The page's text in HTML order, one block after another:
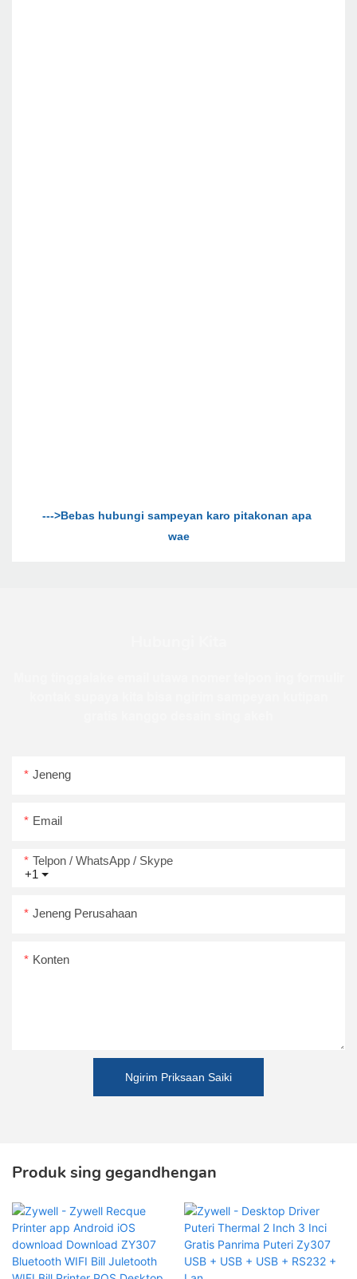
--->Bebas hubungi sampeyan karo pitakonan apa
wae
Jeneng
Email
+1
Telpon / WhatsApp / Skype
Jeneng Perusahaan
Konten
Ngirim Priksaan Saiki
Produk sing gegandhengan